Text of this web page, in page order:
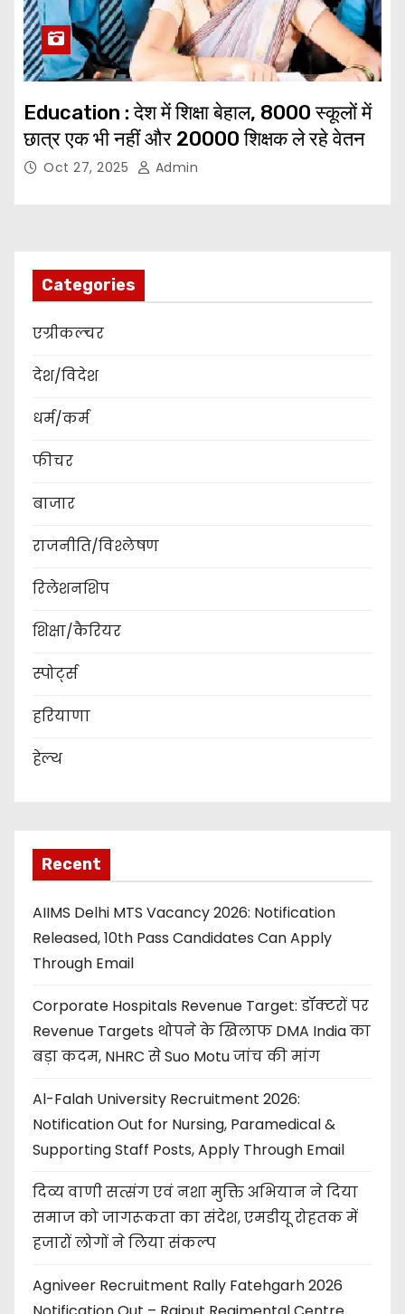
Education : देश में शिक्षा बेहाल, 8000 स्कूलों में
छात्र एक भी नहीं और 20000 शिक्षक ले रहे वेतन
Oct 27, 2025 Admin
Categories
एग्रीकल्चर
देश/विदेश
धर्म/कर्म
फीचर
बाजार
राजनीति/विश्लेषण
रिलेशनशिप
शिक्षा/कैरियर
स्पोर्ट्स
हरियाणा
हेल्थ
Recent
AIIMS Delhi MTS Vacancy 2026: Notification
Released, 10th Pass Candidates Can Apply
Through Email
Corporate Hospitals Revenue Target: डॉक्टरों पर
Revenue Targets थोपने के खिलाफ DMA India का
बड़ा कदम, NHRC से Suo Motu जांच की मांग
Al-Falah University Recruitment 2026:
Notification Out for Nursing, Paramedical &
Supporting Staff Posts, Apply Through Email
दिव्य वाणी सत्संग एवं नशा मुक्ति अभियान ने दिया
समाज को जागरूकता का संदेश, एमडीयू रोहतक में
हजारों लोगों ने लिया संकल्प
Agniveer Recruitment Rally Fatehgarh 2026